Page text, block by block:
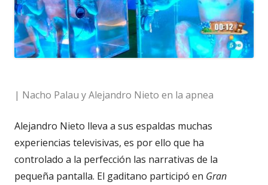
| Nacho Palau y Alejandro Nieto en la apnea
Alejandro Nieto lleva a sus espaldas muchas
experiencias televisivas, es por ello que ha
controlado a la perfección las narrativas de la
pequeña pantalla. El gaditano participó en Gran